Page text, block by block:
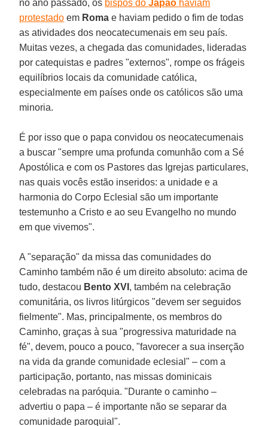
no ano passado, os bispos doJapão haviam
protestado em Romae haviam pedido o fim de todas
as atividades dos neocatecumenais em seu país.
Muitas vezes, a chegada das comunidades, lideradas
por catequistas e padres "externos", rompe os frágeis
equilíbrios locais da comunidade católica,
especialmente em países onde os católicos são uma
minoria.
É por isso que o papa convidou os neocatecumenais
a buscar "sempre uma profunda comunhão com a Sé
Apostólica e com os Pastores das Igrejas particulares,
nas quais vocês estão inseridos: a unidade e a
harmonia do Corpo Eclesial são um importante
testemunho a Cristo e ao seu Evangelho no mundo
em que vivemos".
A "separação" da missa das comunidades do
Caminho também não é um direito absoluto: acima de
tudo, destacou Bento XVI , também na celebração
comunitária, os livros litúrgicos "devem ser seguidos
fielmente". Mas, principalmente, os membros do
Caminho, graças à sua "progressiva maturidade na
fé", devem, pouco a pouco, "favorecer a sua inserção
na vida da grande comunidade eclesial" – com a
participação, portanto, nas missas dominicais
celebradas na paróquia. "Durante o caminho –
advertiu o papa – é importante não se separar da
comunidade paroquial".